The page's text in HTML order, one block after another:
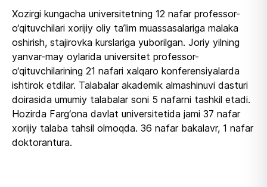
Xozirgi kungacha universitetning 12 nafar professor-
o‘qituvchilari xorijiy oliy ta’lim muassasalariga malaka
oshirish, stajirovka kurslariga yuborilgan. Joriy yilning
yanvar-may oylarida universitet professor-
o‘qituvchilarining 21 nafari xalqaro konferensiyalarda
ishtirok etdilar. Talabalar akademik almashinuvi dasturi
doirasida umumiy talabalar soni 5 nafarni tashkil etadi.
Hozirda Farg‘ona davlat universitetida jami 37 nafar
xorijiy talaba tahsil olmoqda. 36 nafar bakalavr, 1 nafar
doktorantura.